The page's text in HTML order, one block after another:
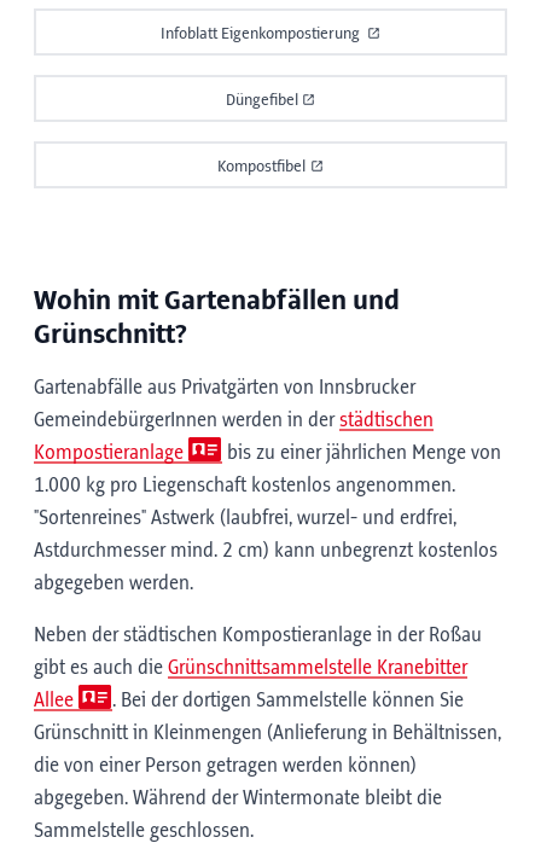
Infoblatt Eigenkompostierung
Düngefibel
Kompostfibel
Wohin mit Gartenabfällen und
Grünschnitt?
Gartenabfälle aus Privatgärten von Innsbrucker
GemeindebürgerInnen werden in derstädtischen
Kompostieranlage
bis zu einer jährlichen Menge von
1.000 kg pro Liegenschaft kostenlos angenommen.
"Sortenreines" Astwerk (laubfrei, wurzel- und erdfrei,
Astdurchmesser mind. 2 cm) kann unbegrenzt kostenlos
abgegeben werden.
Neben der städtischen Kompostieranlage in der Roßau
gibt es auch die Grünschnittsammelstelle Kranebitter
Allee
. Bei der dortigen Sammelstelle können Sie
Grünschnitt in Kleinmengen (Anlieferung in Behältnissen,
die von einer Person getragen werden können)
abgegeben. Während der Wintermonate bleibt die
Sammelstelle geschlossen.